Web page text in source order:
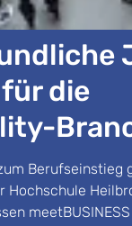
die
Berufseinstieg
Hochschule